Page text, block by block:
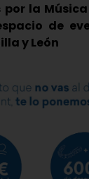
por la
de
y León